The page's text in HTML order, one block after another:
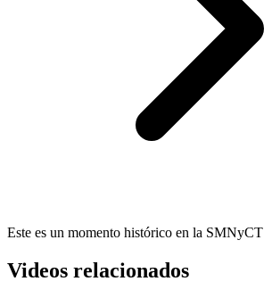
Este es un momento histórico en la SMNyCT
Videos relacionados